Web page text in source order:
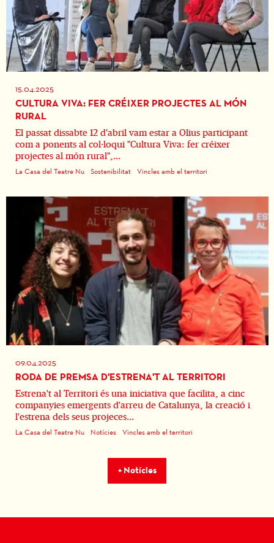
15.04.2025
CULTURA VIVA: FER CRÉIXER PROJECTES AL MÓN
RURAL
El passat dissabte 12 d'abril vam estar a Olius participant
com a ponents al col·loqui "Cultura Viva: fer créixer
projectes al món rural",...
La Casa del Teatre Nu Sostenibilitat Vincles amb el territori
09.04.2025
RODA DE PREMSA D'ESTRENA'T AL TERRITORI
Estrena't al Territori és una iniciativa que facilita, a cinc
companyies emergents d'arreu de Catalunya, la creació i
l'estrena dels seus projeces...
La Casa del Teatre Nu Notícies Vincles amb el territori
+ Notícies